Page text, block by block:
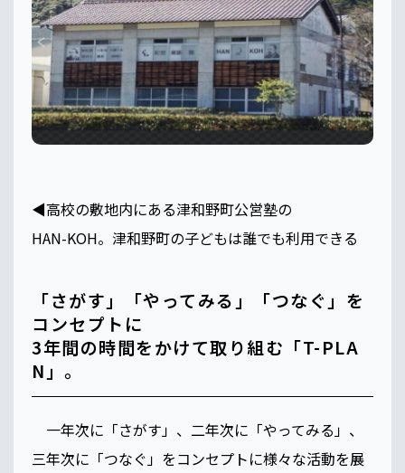
◀️高校の敷地内にある津和野町公営塾の
HAN-KOH。津和野町の子どもは誰でも利用できる
「さがす」「やってみる」「つなぐ」を
コンセプトに
3年間の時間をかけて取り組む「T-PLA
N」。
一年次に「さがす」、二年次に「やってみる」、
三年次に「つなぐ」をコンセプトに様々な活動を展